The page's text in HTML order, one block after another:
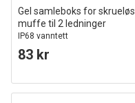
Gel samleboks for skrueløs
muffe til 2 ledninger
IP68 vanntett
83 kr